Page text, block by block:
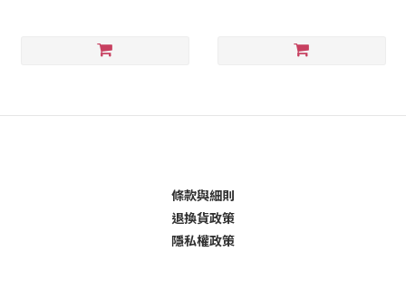
條款與細則
退換貨政策
隱私權政策